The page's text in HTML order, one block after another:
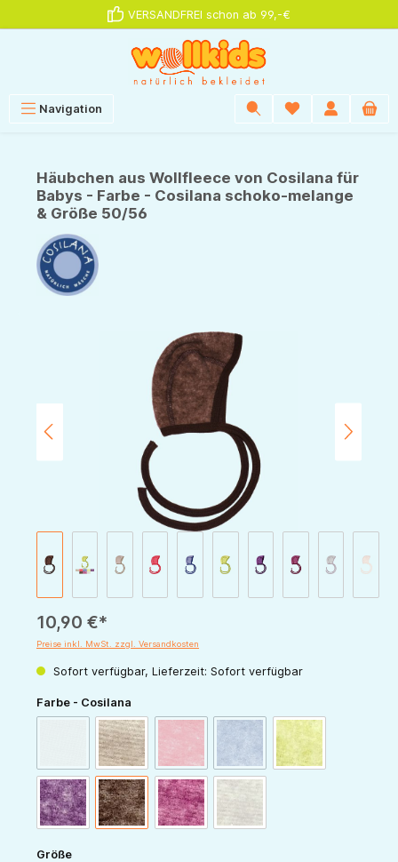
VERSANDFREI schon ab 99,-€
Navigation
Häubchen aus Wollfleece von Cosilana für
Babys - Farbe - Cosilana schoko-melange
& Größe 50/56
Bildergalerie überspringen
10,90 €*
Preise inkl. MwSt. zzgl. Versandkosten
Sofort verfügbar, Lieferzeit: Sofort verfügbar
Farbe - Cosilana
(Diese Option ist zurzeit nicht verfügbar.)
latte-macchiatorot-melange
(Diese Option ist zurzeit nicht verfügbar.)
marine-melange
(Diese Option ist zurzeit nicht
grün-melange
pflaume-melangeschoko-melangeweinrot-melange
Größeauswählen